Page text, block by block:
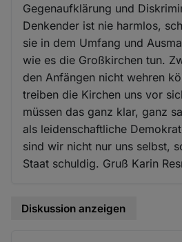
Gegenaufklärung und
Denkender ist nie harmlos,
sie in dem Umfang und
wie es die Großkirchen tun.
den Anfängen nicht wehren
treiben die Kirchen uns vor
müssen das ganz klar, ganz
als leidenschaftliche
sind wir nicht nur uns selbst,
Staat schuldig. Gruß Karin
Diskussion anzeigen